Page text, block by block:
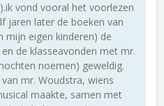
vond vooral het voorlezen
jaren later de boeken van
mijn eigen kinderen) de
de klasseavonden met mr.
noemen) geweldig.
mr. Woudstra, wiens
maakte, samen met